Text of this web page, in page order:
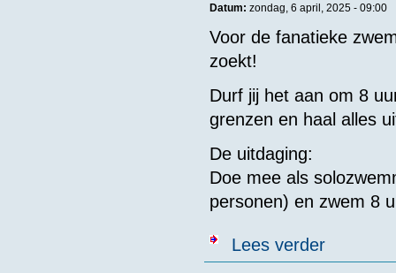
Datum: zondag, 6 april, 2025 - 09:00
Voor de fanatieke
zoekt!
Durf jij het aan om 8
grenzen en haal alles
De uitdaging:
Doe mee als
personen) en zwem 8
Lees verderover De 8 uur